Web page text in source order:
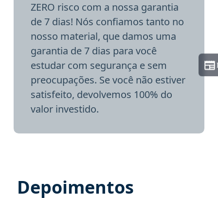
ZERO risco com a nossa garantia
de 7 dias! Nós confiamos tanto no
nosso material, que damos uma
garantia de 7 dias para você
estudar com segurança e sem
preocupações. Se você não estiver
satisfeito, devolvemos 100% do
valor investido.
Depoimentos